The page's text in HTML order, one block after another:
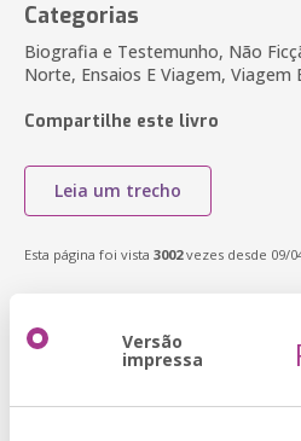
Categorias
Biografia e Testemunho, Não
Norte, Ensaios E Viagem, Viagem
Compartilhe este livro
Leia um trecho
Esta página foi vista 3002vezes desde 09/
Versão
impressa